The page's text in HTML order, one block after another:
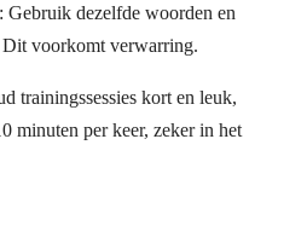
: Gebruik dezelfde woorden en
Dit voorkomt verwarring.
trainingssessies kort en leuk,
minuten per keer, zeker in het